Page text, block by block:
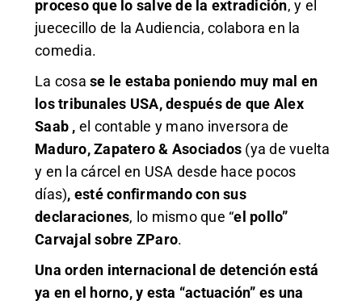
proceso que lo salve de la extradición, y el
juececillo de la Audiencia, colabora en la
comedia.
La cosa se le estaba poniendo muy mal en
los tribunales USA, después de que Alex
Saab , el contable y mano inversora de
Maduro, Zapatero & Asociados (ya de vuelta
y en la cárcel en USA desde hace pocos
días), esté confirmando con sus
declaraciones, lo mismo que “el pollo”
Carvajal sobre ZParo.
Una orden internacional de detención está
ya en el horno, y esta “actuación” es una